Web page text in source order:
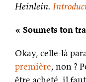
Heinlein.
« Soumets ton
Okay, celle-là
première, non ?